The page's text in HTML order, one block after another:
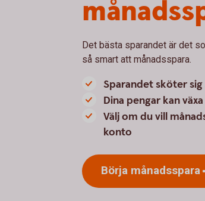
Det bästa sparandet är det
så smart att månadsspara.
Sparandet sköter sig
Dina pengar kan
Välj om du vill
konto
Börja månadsspara